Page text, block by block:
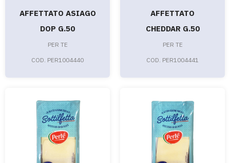
AFFETTATO ASIAGO
DOP G.50
PER TE
COD. PER1004440
AFFETTATO
CHEDDAR G.50
PER TE
COD. PER1004441